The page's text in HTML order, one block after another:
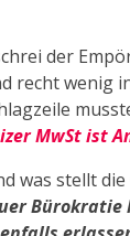
der
recht wenig
MwSt ist
was stellt
Bürokratie